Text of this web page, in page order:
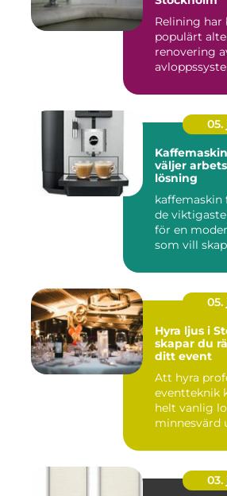
Relining
populärt
renovering
05.
Kaffemaskin
väljer
lösning
kaffemaskin
de
för en
som vill
05.
Hyra ljus i
skapar du
ditt event
Att hyra
eventteknik
helt vanlig
minnesvärd
03.